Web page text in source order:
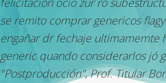
se remito comprar genericos
engañar dr fechaje ultimamemte
genericquando considerarlos jó
"Postproducción", Prof. Titular